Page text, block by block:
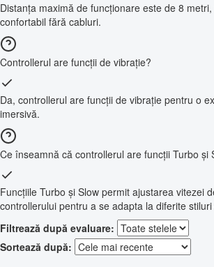
Distanța maximă de funcționare este de 8
confortabil fără cabluri.
Controllerul are funcții de vibrație?
Da, controllerul are funcții de vibrație pentru o
imersivă.
Ce înseamnă că controllerul are funcții Turbo și
Funcțiile Turbo și Slow permit ajustarea vitezei
controllerului pentru a se adapta la diferite
Filtrează după evaluare:
Sortează după: